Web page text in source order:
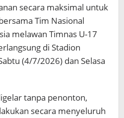
di
Stadion
Manahan
secara maksimal untuk
Tim Nasional
melawan Timnas U-17
di Stadion
(4/7/2026) dan Selasa
tanpa penonton,
secara menyeluruh